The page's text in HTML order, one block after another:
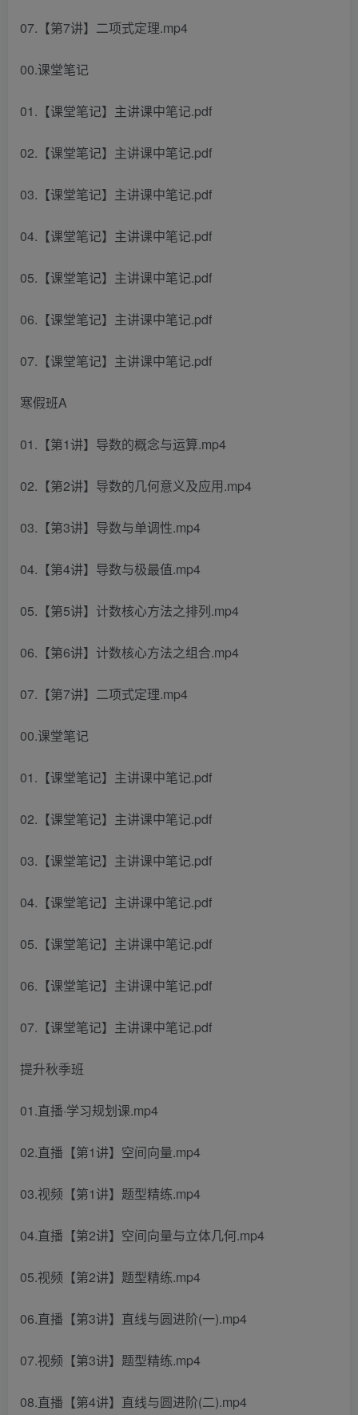
07.【第7讲】二项式定理.mp4
00.课堂笔记
01.【课堂笔记】主讲课中笔记.pdf
02.【课堂笔记】主讲课中笔记.pdf
03.【课堂笔记】主讲课中笔记.pdf
04.【课堂笔记】主讲课中笔记.pdf
05.【课堂笔记】主讲课中笔记.pdf
06.【课堂笔记】主讲课中笔记.pdf
07.【课堂笔记】主讲课中笔记.pdf
寒假班A
01.【第1讲】导数的概念与运算.mp4
02.【第2讲】导数的几何意义及应用.mp4
03.【第3讲】导数与单调性.mp4
04.【第4讲】导数与极最值.mp4
05.【第5讲】计数核心方法之排列.mp4
06.【第6讲】计数核心方法之组合.mp4
07.【第7讲】二项式定理.mp4
00.课堂笔记
01.【课堂笔记】主讲课中笔记.pdf
02.【课堂笔记】主讲课中笔记.pdf
03.【课堂笔记】主讲课中笔记.pdf
04.【课堂笔记】主讲课中笔记.pdf
05.【课堂笔记】主讲课中笔记.pdf
06.【课堂笔记】主讲课中笔记.pdf
07.【课堂笔记】主讲课中笔记.pdf
提升秋季班
01.直播·学习规划课.mp4
02.直播【第1讲】空间向量.mp4
03.视频【第1讲】题型精练.mp4
04.直播【第2讲】空间向量与立体几何.mp4
05.视频【第2讲】题型精练.mp4
06.直播【第3讲】直线与圆进阶(一).mp4
07.视频【第3讲】题型精练.mp4
08.直播【第4讲】直线与圆进阶(二).mp4